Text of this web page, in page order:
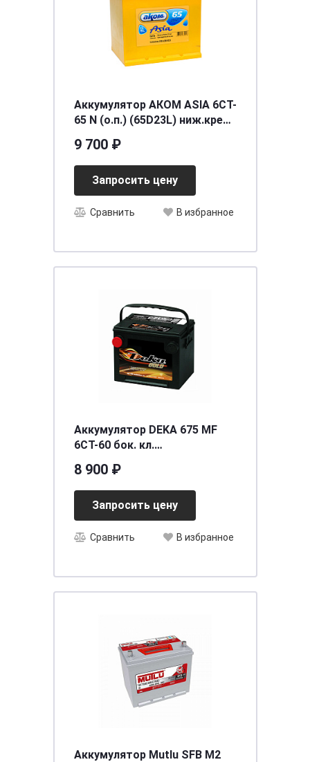
Аккумулятор AКОМ ASIA 6СТ-
65 N (о.п.) (65D23L) ниж.креп
9 700 ₽
Запросить цену
Сравнить В избранное
Аккумулятор DEKA 675 MF
6СТ-60 бок. кл.
8 900 ₽
Запросить цену
Сравнить В избранное
Аккумулятор Mutlu SFB M2